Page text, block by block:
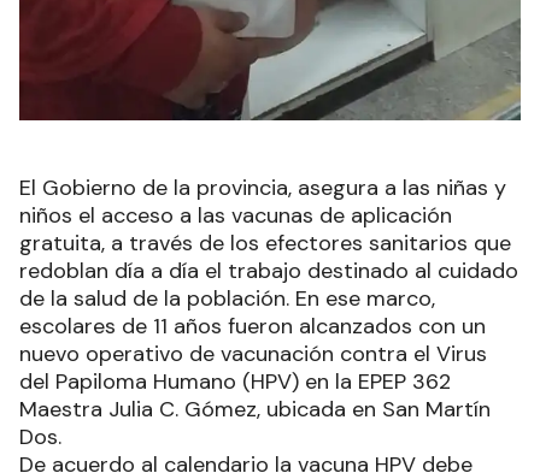
El Gobierno de la provincia, asegura a las niñas y
niños el acceso a las vacunas de aplicación
gratuita, a través de los efectores sanitarios que
redoblan día a día el trabajo destinado al cuidado
de la salud de la población. En ese marco,
escolares de 11 años fueron alcanzados con un
nuevo operativo de vacunación contra el Virus
del Papiloma Humano (HPV) en la EPEP 362
Maestra Julia C. Gómez, ubicada en San Martín
Dos.
De acuerdo al calendario la vacuna HPV debe